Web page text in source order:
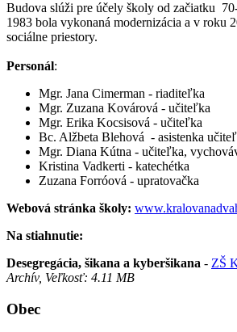
Budova slúži pre účely školy od začiatku
1983 bola vykonaná modernizácia a v roku
sociálne priestory.
Personál:
Mgr. Jana Cimerman - riaditeľka
Mgr. Zuzana Kovárová - učiteľka
Mgr. Erika Kocsisová - učiteľka
Bc. Alžbeta Blehová - asistenka
Mgr. Diana Kútna - učiteľka,
Kristina Vadkerti - katechétka
Zuzana Forróová - upratovačka
Webová stránka školy:
Na stiahnutie:
Desegregácia, šikana a kyberšikana - ZŠ
Archív, Veľkosť: 4.11 MB
Obec